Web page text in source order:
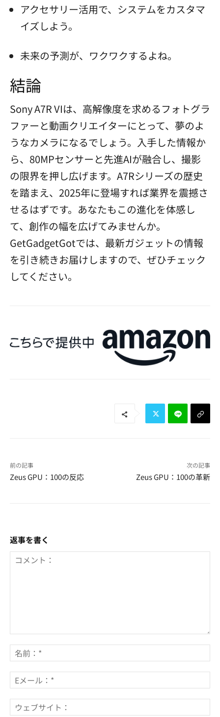
アクセサリー活用で、システムをカスタマ
イズしよう。
未来の予測が、ワクワクするよね。
結論
Sony A7R VIは、高解像度を求めるフォトグラ
ファーと動画クリエイターにとって、夢のよ
うなカメラになるでしょう。入手した情報か
ら、80MPセンサーと先進AIが融合し、撮影
の限界を押し広げます。A7Rシリーズの歴史
を踏まえ、2025年に登場すれば業界を震撼さ
せるはずです。あなたもこの進化を体感し
て、創作の幅を広げてみませんか。
GetGadgetGotでは、最新ガジェットの情報
を引き続きお届けしますので、ぜひチェック
してください。
前の記事
Zeus GPU：100の反応
次の記事
Zeus GPU：100の革新
返事を書く
メ
ン
ト：
前
*
メ
ー
ェ